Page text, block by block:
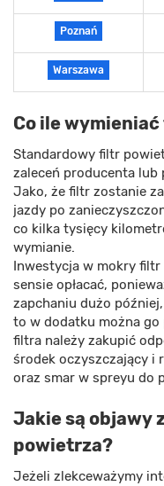
Poznań
Warszawa
Co ile
Standardowy filtr
zaleceń producenta lub
Jako, że filtr zostanie
jazdy po
co kilka tysięcy
wymianie.
Inwestycja w mokry
sensie opłacać,
zapchaniu dużo
to w dodatku można go
filtra należy zakupić
środek oczyszczający i
oraz smar w spreyu do
Jakie są objawy
powietrza?
Jeżeli zlekceważymy